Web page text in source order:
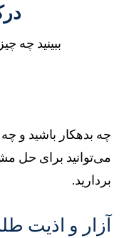
ببینید چه چیزی
چه بدهکار باشید و چه
می‌توانید برای حل
بردارید.
آزار و اذیت